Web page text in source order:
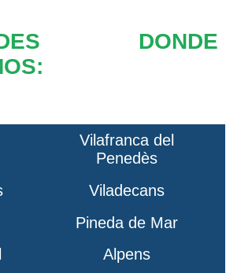
DONDE
Vilafranca del
Penedès
Viladecans
Pineda de Mar
Alpens